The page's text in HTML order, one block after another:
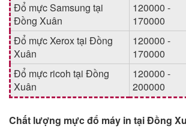
Đổ mực Samsung tại
Đồng Xuân
120000 -
170000
Đổ mực Xerox tại Đồng
Xuân
120000 -
170000
Đổ mực ricoh tại Đồng
Xuân
120000 -
200000
Chất lượng mực đổ máy in tại Đồng